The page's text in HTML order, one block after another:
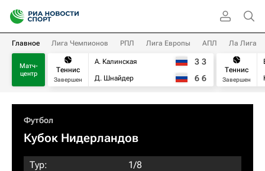
Главное Лига Чемпионов РПЛ Лига Европы АПЛ Ла Лига
Матч-
центр
Теннис
Завершен
А. Калинская
Д. Шнайдер
3 3
6 6
Теннис
Завершен
Футбол
Кубок Нидерландов
Тур:
1/8